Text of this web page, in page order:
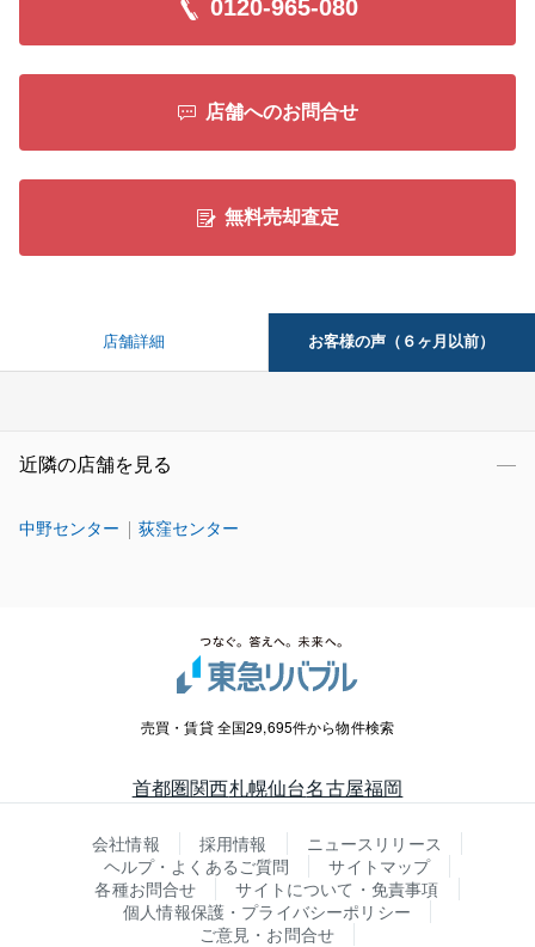
0120-965-080
店舗へのお問合せ
無料売却査定
店舗詳細 お客様の声（６ヶ月以前）
近隣の店舗を見る
中野センター 荻窪センター
売買・賃貸 全国29,695件から物件検索
首都圏関西札幌仙台名古屋福岡
会社情報 採用情報
ニュースリリース
ヘルプ・よくあるご質問
サイトマップ
各種お問合せ
サイトについて・免責事項
個人情報保護・プライバシーポリシー
ご意見・お問合せ